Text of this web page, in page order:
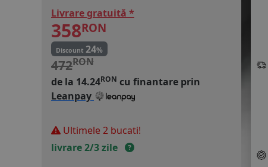
Livrare gratuită *
358RON
Discount 24%
472RON
de la 14.24RON cu finantare prin
Leanpay
Ultimele 2 bucati!
livrare 2/3 zile